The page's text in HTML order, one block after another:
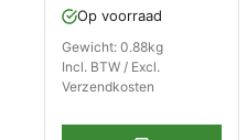
Op voorraad
Gewicht: 0.88kg
Incl. BTW / Excl.
Verzendkosten